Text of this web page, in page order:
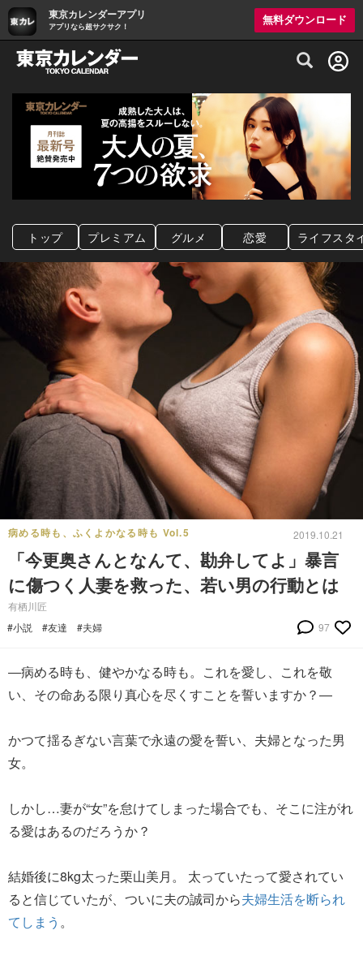
東京カレンダーアプリ
アプリなら超サクサク！
無料ダウンロード
グルメ情報・プレミアムレストラン予約
トップ プレミアム グルメ 恋愛 ライフスタ
病める時も、ふくよかなる時も Vol.5 2019.10.21
「今更奥さんとなんて、勘弁してよ」暴言
に傷つく人妻を救った、若い男の行動とは
有栖川匠
#小説
#友達 #夫婦 97
―病める時も、健やかなる時も。これを愛し、これを敬
い、その命ある限り真心を尽くすことを誓いますか？―
かつて揺るぎない言葉で永遠の愛を誓い、夫婦となった男
女。
しかし…妻が“女”を怠けてしまった場合でも、そこに注がれ
る愛はあるのだろうか？
結婚後に8kg太った栗山美月。 太っていたって愛されてい
ると信じていたが、ついに夫の誠司から夫婦生活を断られ
てしまう 。